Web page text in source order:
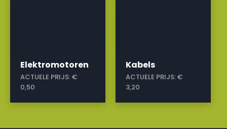
Elektromotoren
ACTUELE PRIJS:€
0,50
Kabels
ACTUELE PRIJS:€
3,20